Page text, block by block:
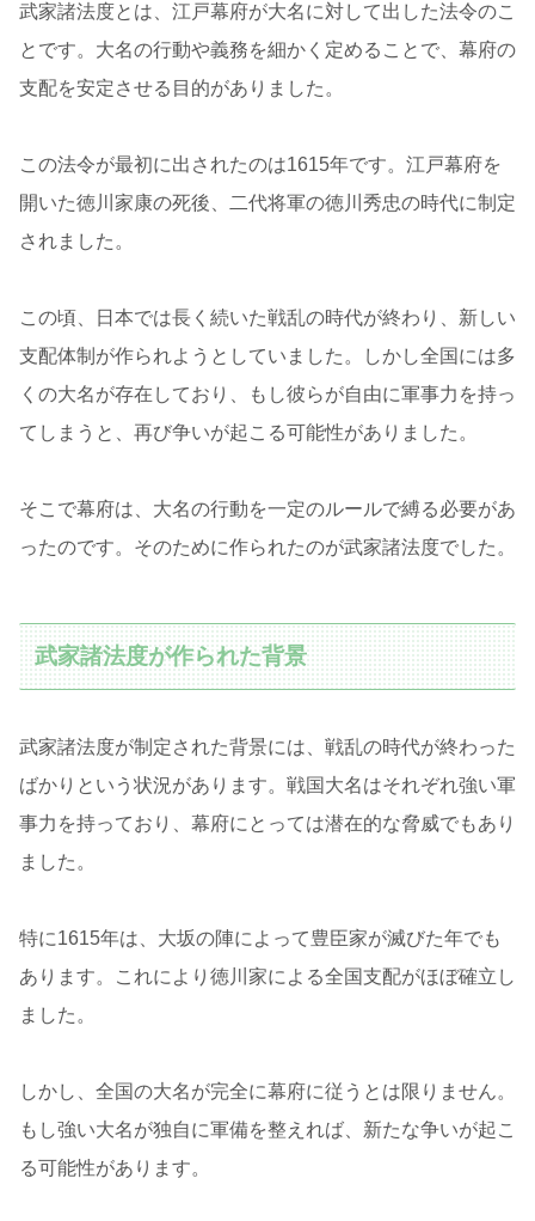
武家諸法度とは、江戸幕府が大名に対して出した法令のこ
とです。大名の行動や義務を細かく定めることで、幕府の
支配を安定させる目的がありました。
この法令が最初に出されたのは1615年です。江戸幕府を
開いた徳川家康の死後、二代将軍の徳川秀忠の時代に制定
されました。
この頃、日本では長く続いた戦乱の時代が終わり、新しい
支配体制が作られようとしていました。しかし全国には多
くの大名が存在しており、もし彼らが自由に軍事力を持っ
てしまうと、再び争いが起こる可能性がありました。
そこで幕府は、大名の行動を一定のルールで縛る必要があ
ったのです。そのために作られたのが武家諸法度でした。
武家諸法度が作られた背景
武家諸法度が制定された背景には、戦乱の時代が終わった
ばかりという状況があります。戦国大名はそれぞれ強い軍
事力を持っており、幕府にとっては潜在的な脅威でもあり
ました。
特に1615年は、大坂の陣によって豊臣家が滅びた年でも
あります。これにより徳川家による全国支配がほぼ確立し
ました。
しかし、全国の大名が完全に幕府に従うとは限りません。
もし強い大名が独自に軍備を整えれば、新たな争いが起こ
る可能性があります。